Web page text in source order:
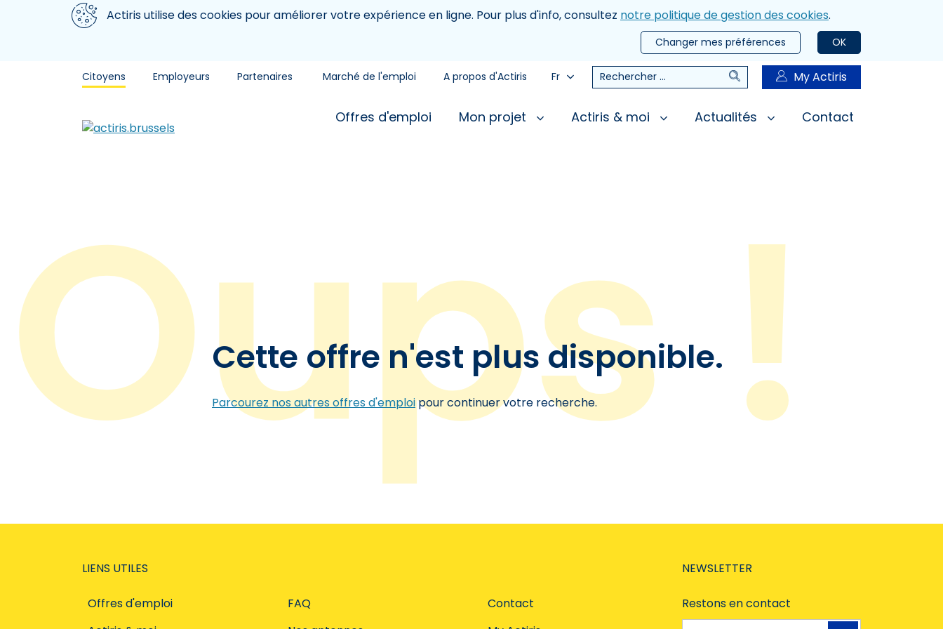
Aller au contenu principal
Nous utilisons des cookiesActiris utilise des cookies pour améliorer votre expérience en ligne. Pour plus d'info, consultez notre politique de gestion des cookies.
OK
Changer mes préférences
Citoyens Employeurs Partenaires Marché de l'emploi A propos d'Actiris Fr Rechercher RechercherMy Actiris
Offres d'emploi Mon projet Actiris & moi Actualités Contact
Cette offre n'est plus disponible.
Parcourez nos autres offres d'emploipour continuer votre recherche.
LIENS UTILES
Offres d'emploi
FAQ
Contact
NEWSLETTER
Restons en contact